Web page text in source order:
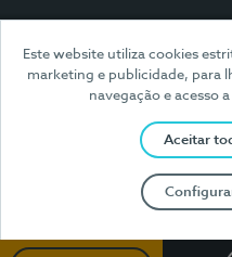
Este website utiliza cookies
marketing e publicidade, para
navegação e acesso
Aceitar